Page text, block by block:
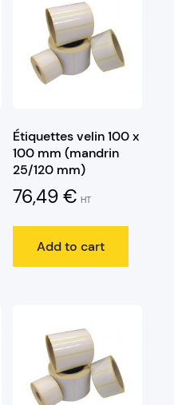
Étiquettes velin 100 x
100 mm (mandrin
25/120 mm)
76,49 € HT
Add to cart